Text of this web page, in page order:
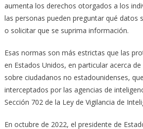
aumenta los derechos otorgados a los
las personas pueden preguntar qué datos
o solicitar que se suprima información.
Esas normas son más estrictas que las
en Estados Unidos, en particular acerca
sobre ciudadanos no estadounidenses,
interceptados por las agencias de
Sección 702 de la Ley de Vigilancia de
En octubre de 2022, el presidente de